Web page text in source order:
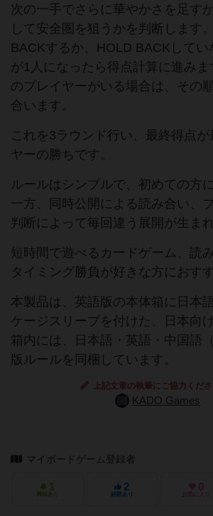
次の一手でさらに華やかさを足す
して安全圏を狙うかを判断します
BACKするか、HOLD BACKしてい
が1人になったら得点計算に進み
のプレイヤーがいる場合は、その
合います。
これを3ラウンド行い、最終得点が
ヤーの勝ちです。
ルールはシンプルで、初めての方
一方、同時公開による読み合い、
判断によって毎回違う展開が生まれ
短時間で遊べるカードゲーム、読
タイミング勝負が好きな方におす
本製品は、英語版の本体箱に日本
ケージスリーブを付けた、日本向
箱内には、日本語・英語・中国語
版ルールを同梱しています。
上記文章の執筆にご協力くだ
KADO Games
マイボードゲーム登録者
1
興味あり
2
経験あり
0
お気に入り